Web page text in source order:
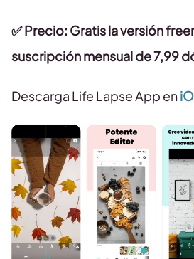
✅ Precio: Gratis la versión
suscripción mensual de 7,99
Descarga Life Lapse App en